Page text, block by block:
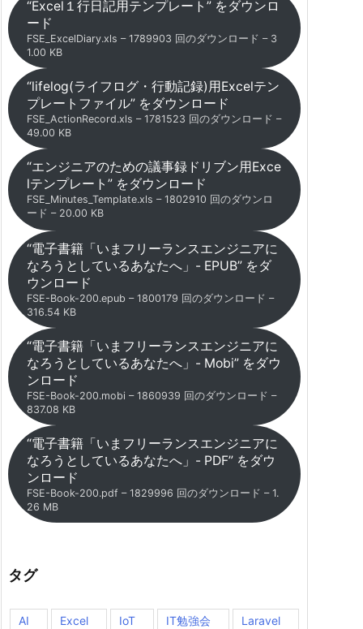
“Excel１行日記用テンプレート” をダウンロ
ード
FSE_ExcelDiary.xls – 1789903 回のダウンロード – 3
1.00 KB
“lifelog(ライフログ・行動記録)用Excelテン
プレートファイル” をダウンロード
FSE_ActionRecord.xls – 1781523 回のダウンロード –
49.00 KB
“エンジニアのための議事録ドリブン用Exce
lテンプレート” をダウンロード
FSE_Minutes_Template.xls – 1802910 回のダウンロ
ード – 20.00 KB
“電子書籍「いまフリーランスエンジニアに
なろうとしているあなたへ」- EPUB” をダ
ウンロード
FSE-Book-200.epub – 1800179 回のダウンロード –
316.54 KB
“電子書籍「いまフリーランスエンジニアに
なろうとしているあなたへ」- Mobi” をダウ
ンロード
FSE-Book-200.mobi – 1860939 回のダウンロード –
837.08 KB
“電子書籍「いまフリーランスエンジニアに
なろうとしているあなたへ」- PDF” をダウ
ンロード
FSE-Book-200.pdf – 1829996 回のダウンロード – 1.
26 MB
タグ
AI Excel IoT IT勉強会 Laravel